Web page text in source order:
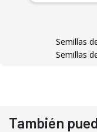
Semillas
Semillas
También